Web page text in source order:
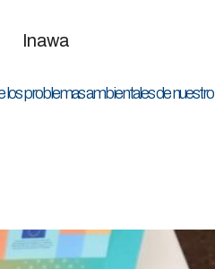
Inawa
los problemas ambientales de